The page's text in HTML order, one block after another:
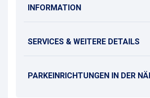
INFORMATION
SERVICES & WEITERE DETAILS
PARKEINRICHTUNGEN IN DER